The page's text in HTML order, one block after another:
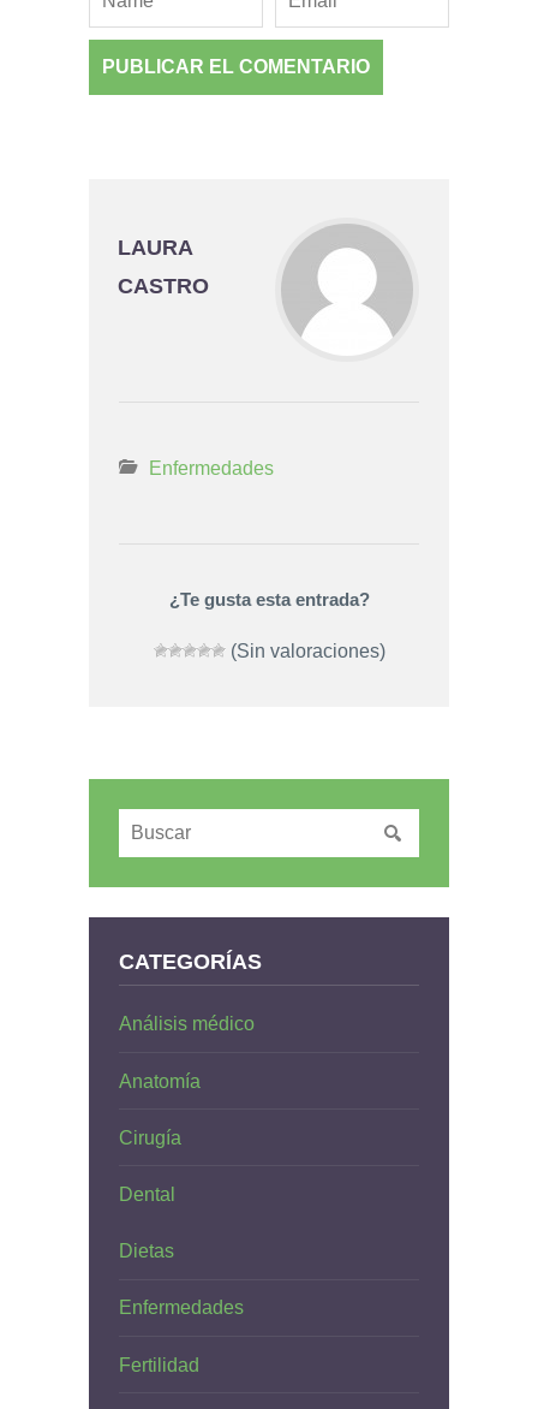
LAURA
CASTRO
Enfermedades
¿Te gusta esta entrada?
(Sin valoraciones)
CATEGORÍAS
Análisis médico
Anatomía
Cirugía
Dental
Dietas
Enfermedades
Fertilidad